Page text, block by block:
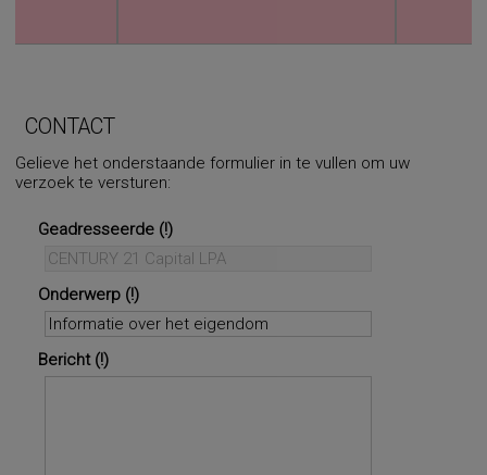
CONTACT
Gelieve het onderstaande formulier in te vullen om uw
verzoek te versturen:
Geadresseerde
Onderwerp
Bericht